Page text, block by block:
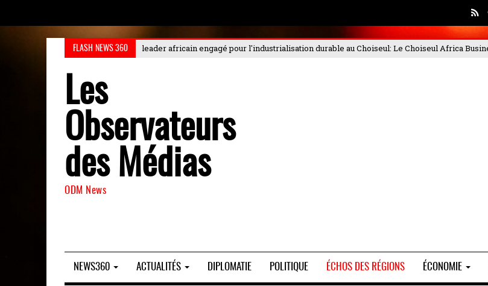
FLASH NEWS 360
africain engagé pour l'industrialisation durable au Choiseul: Le Choiseul Africa Business Forum 2025, qui s'est déroulé les 4 et
Les
Observateurs
des Médias
ODM News
NEWS360 ACTUALITÉS DIPLOMATIE POLITIQUE ÉCHOS DES RÉGIONS ÉCONOMIE